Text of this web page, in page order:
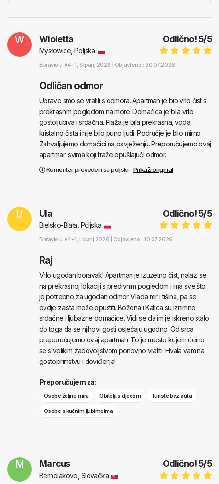
W Odlično! 5/5
Wioletta
Mysłowice, Poljska
Boravio u A4+1, Srpanj 2026 | Objavljeno : 30.07.2026
Odličan odmor
Upravo smo se vratili s odmora. Apartman je bio vrlo čist s
prekrasnim pogledom na more. Domaćica je bila vrlo
gostoljubiva i srdačna. Plaža je bila prekrasna, voda
kristalno čista i nije bilo puno ljudi. Područje je bilo mirno.
Zahvaljujemo domaćici na osvježenju. Preporučujemo ovaj
apartman svima koji traže opuštajući odmor.
Komentar preveden sa poljski -Prikaži original
U Odlično! 5/5
Ula
Bielsko-Biała, Poljska
Boravio u A4+1, Lipanj 2026 | Objavljeno : 10.07.2026
Raj
Vrlo ugodan boravak! Apartman je izuzetno čist, nalazi se
na prekrasnoj lokaciji s predivnim pogledom i ima sve što
je potrebno za ugodan odmor. Vlada mir i tišina, pa se
ovdje zaista može opustiti. Božena i Katica su iznimno
srdačne i ljubazne domaćice. Vidi se da im je iskreno stalo
do toga da se njihovi gosti osjećaju ugodno. Od srca
preporučujemo ovaj apartman. To je mjesto kojem ćemo
se s velikim zadovoljstvom ponovno vratiti. Hvala vam na
gostoprimstvu i doviđenja!
Preporučujem za:
Osobe željne mira Obitelji s djecom Turiste bez auta
Osobe s kućnim ljubimcima
M Odlično! 5/5
Marcus
Bernolákovo, Slovačka